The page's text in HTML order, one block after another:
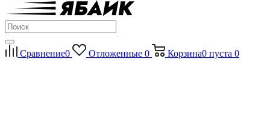
Сравнение0 Отложенные 0 Корзина0 пуста 0